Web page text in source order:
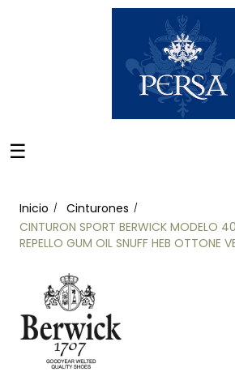
Navegación
☰
Inicio
Cinturones
CINTURON SPORT BERWICK MODELO
REPELLO GUM OIL SNUFF HEB OTTONE